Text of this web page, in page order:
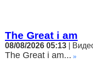
The Great i am
08/08/2026 05:13 |
The Great i am...